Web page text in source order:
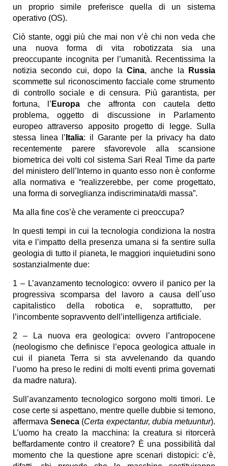
un proprio simile preferisce quella di un sistema
operativo (OS).
Ciò stante, oggi più che mai non v’è chi non veda che
una nuova forma di vita robotizzata sia una
preoccupante incognita per l’umanità. Recentissima la
notizia secondo cui, dopo la Cina, anche la
Russia
scommette sul riconoscimento facciale come strumento
di controllo sociale e di censura. Più garantista, per
fortuna, l’ Europache affronta con cautela detto
problema, oggetto di discussione in Parlamento
europeo attraverso apposito progetto di legge. Sulla
stessa linea l’ Italia: il Garante per la privacy ha dato
recentemente parere sfavorevole alla scansione
biometrica dei volti col sistema Sari Real Time da parte
del ministero dell’Interno in quanto esso non è conforme
alla normativa e “realizzerebbe, per come progettato,
una forma di sorveglianza indiscriminata/di massa”.
Ma alla fine cos’è che veramente ci preoccupa?
In questi tempi in cui la tecnologia condiziona la nostra
vita e l’impatto della presenza umana si fa sentire sulla
geologia di tutto il pianeta, le maggiori inquietudini sono
sostanzialmente due:
1 – L’avanzamento tecnologico: ovvero il panico per la
progressiva scomparsa del lavoro a causa dell´uso
capitalistico della robotica e, soprattutto, per
l’incombente sopravvento dell’intelligenza artificiale.
2 – La nuova era geologica: ovvero l’antropocene
(neologismo che definisce l’epoca geologica attuale in
cui il pianeta Terra si sta avvelenando da quando
l’uomo ha preso le redini di molti eventi prima governati
da madre natura).
Sull’avanzamento tecnologico sorgono molti timori. Le
cose certe si aspettano, mentre quelle dubbie si temono,
affermavaSeneca (Certa expectantur, dubia metuuntur).
L’uomo ha creato la macchina: la creatura si ritorcerà
beffardamente contro il creatore? È una possibilità dal
momento che la questione apre scenari distopici: c’è,